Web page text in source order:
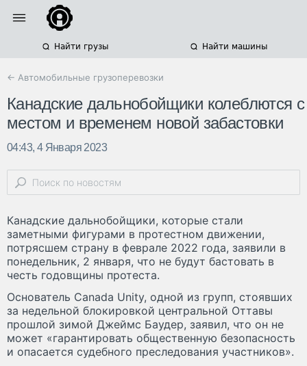
Найти грузы Найти машины
← Автомобильные грузоперевозки
Канадские дальнобойщики колеблются с
местом и временем новой забастовки
04:43, 4 Января 2023
Канадские дальнобойщики, которые стали
заметными фигурами в протестном движении,
потрясшем страну в феврале 2022 года, заявили в
понедельник, 2 января, что не будут бастовать в
честь годовщины протеста.
Основатель Canada Unity, одной из групп, стоявших
за недельной блокировкой центральной Оттавы
прошлой зимой Джеймс Баудер, заявил, что он не
может «гарантировать общественную безопасность
и опасается судебного преследования участников».